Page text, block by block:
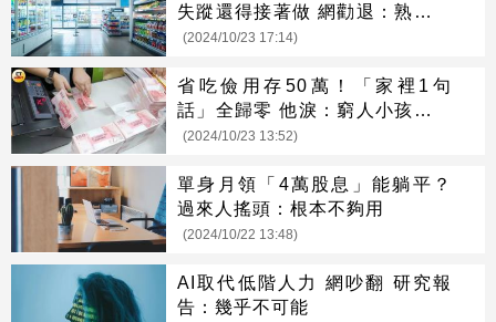
失蹤還得接著做 網勸退：熟人才
是最狠的
(2024/10/23 17:14)
省吃儉用存50萬！「家裡1句
話」全歸零 他淚：窮人小孩活著
好難
(2024/10/23 13:52)
單身月領「4萬股息」能躺平？
過來人搖頭：根本不夠用
(2024/10/22 13:48)
AI取代低階人力 網吵翻 研究報
告：幾乎不可能